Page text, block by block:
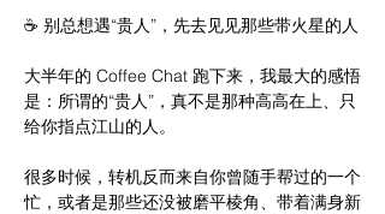
☕️ 别总想遇“贵人”，先去见见那些带火星的人
大半年的 Coffee Chat 跑下来，我最大的感悟
是：所谓的“贵人”，真不是那种高高在上、只
给你指点江山的人。
很多时候，转机反而来自你曾随手帮过的一个
忙，或者是那些还没被磨平棱角、带着满身新